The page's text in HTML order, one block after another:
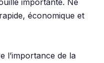
importante. Ne
économique et
l’importance de la